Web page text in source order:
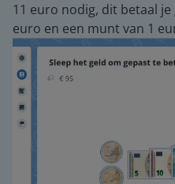
11 euro nodig, dit betaal
euro en een munt van 1